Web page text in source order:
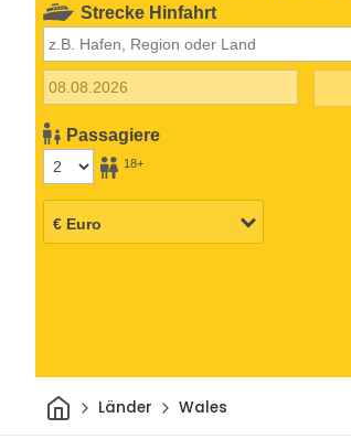
Strecke Hinfahrt
Passagiere
18+
HeimLänder Wales